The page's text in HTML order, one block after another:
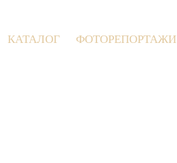
КАТАЛОГ ФОТОРЕПОРТАЖИ